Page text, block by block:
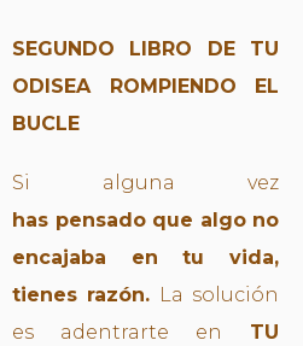
SEGUNDO LIBRO DE TU
ODISEA ROMPIENDO EL
BUCLE
Si alguna vez
has pensado que algo no
encajaba en tu vida,
tienes razón. La solución
es adentrarte en
TU